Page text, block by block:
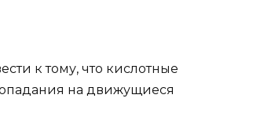
к тому, что кислотные
на движущиеся